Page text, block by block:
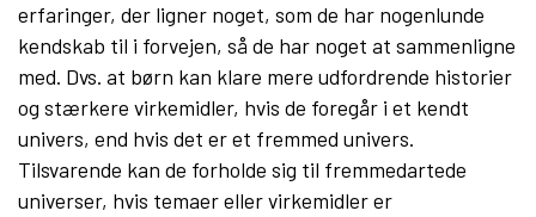
erfaringer, der ligner noget, som de har nogenlunde
kendskab til i forvejen, så de har noget at sammenligne
med. Dvs. at børn kan klare mere udfordrende historier
og stærkere virkemidler, hvis de foregår i et kendt
univers, end hvis det er et fremmed univers.
Tilsvarende kan de forholde sig til fremmedartede
universer, hvis temaer eller virkemidler er